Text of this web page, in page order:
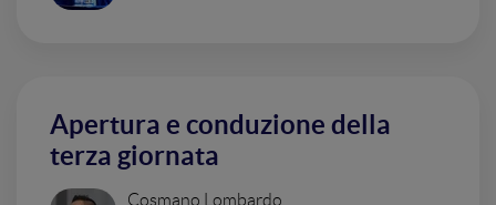
Apertura e conduzione della
terza giornata
Cosmano Lombardo